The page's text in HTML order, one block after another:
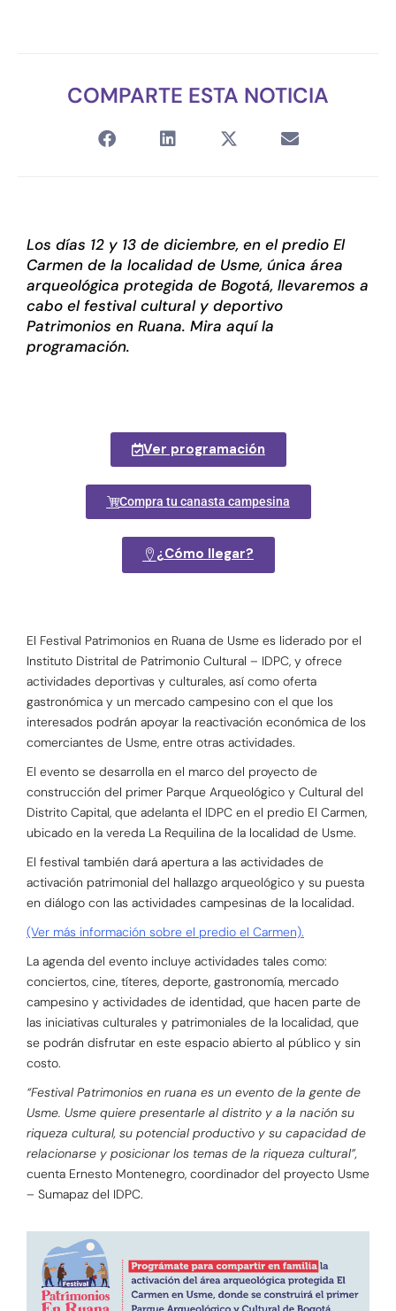
COMPARTE ESTA NOTICIA
Los días 12 y 13 de diciembre, en el predio El
Carmen de la localidad de Usme, única área
arqueológica protegida de Bogotá, llevaremos a
cabo el festival cultural y deportivo
Patrimonios en Ruana. Mira aquí la
programación.
Ver programación
Compra tu canasta campesina
¿Cómo llegar?
El Festival Patrimonios en Ruana de Usme es liderado por el
Instituto Distrital de Patrimonio Cultural – IDPC, y ofrece
actividades deportivas y culturales, así como oferta
gastronómica y un mercado campesino con el que los
interesados podrán apoyar la reactivación económica de los
comerciantes de Usme, entre otras actividades.
El evento se desarrolla en el marco del proyecto de
construcción del primer Parque Arqueológico y Cultural del
Distrito Capital, que adelanta el IDPC en el predio El Carmen,
ubicado en la vereda La Requilina de la localidad de Usme.
El festival también dará apertura a las actividades de
activación patrimonial del hallazgo arqueológico y su puesta
en diálogo con las actividades campesinas de la localidad.
(Ver más información sobre el predio el Carmen).
La agenda del evento incluye actividades tales como:
conciertos, cine, títeres, deporte, gastronomía, mercado
campesino y actividades de identidad, que hacen parte de
las iniciativas culturales y patrimoniales de la localidad, que
se podrán disfrutar en este espacio abierto al público y sin
costo.
“Festival Patrimonios en ruana es un evento de la gente de
Usme. Usme quiere presentarle al distrito y a la nación su
riqueza cultural, su potencial productivo y su capacidad de
relacionarse y posicionar los temas de la riqueza cultural”,
cuenta Ernesto Montenegro, coordinador del proyecto Usme
– Sumapaz del IDPC.